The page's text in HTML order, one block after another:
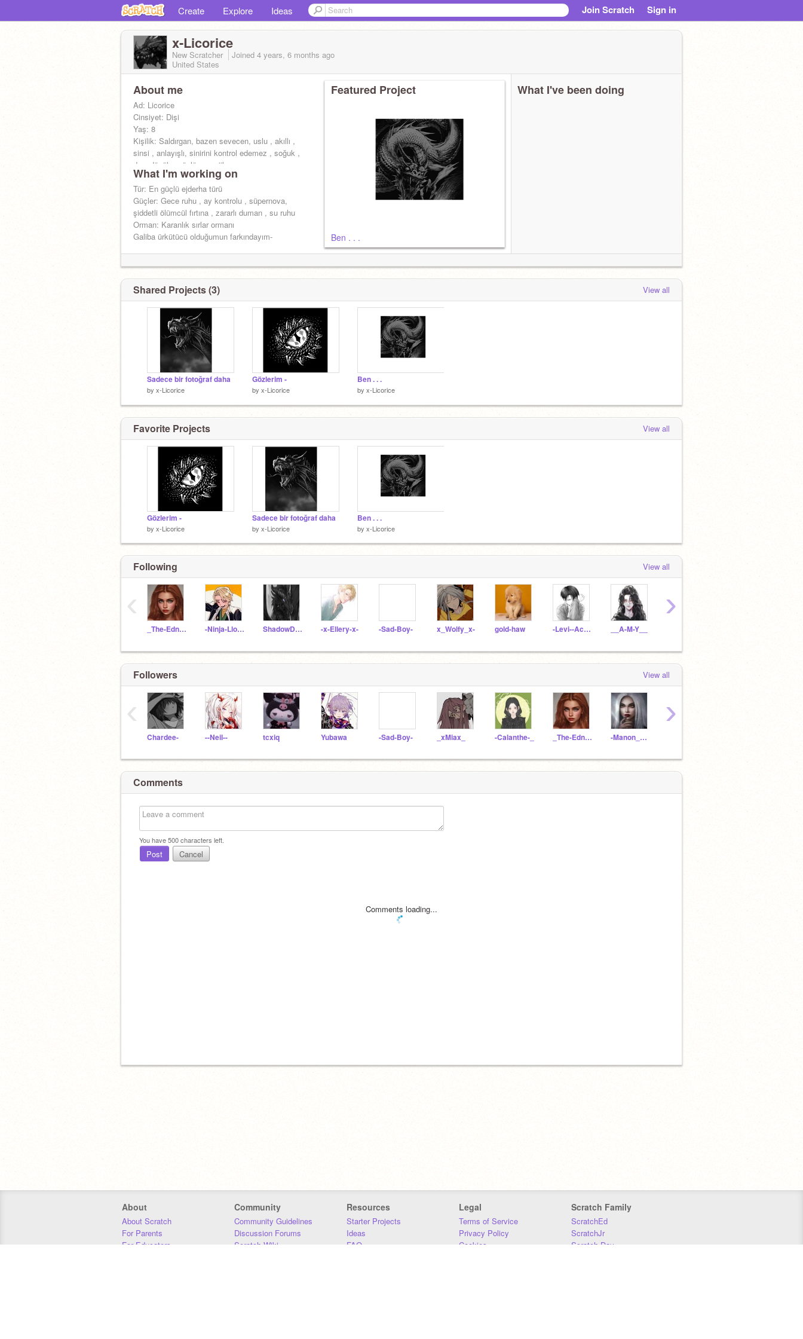
Create Explore Ideas Join Scratch Sign in
x-Licorice
New Scratcher Joined 4 years, 6 months ago
United States
About me
Ad: Licorice
Cinsiyet: Dişi
Yaş: 8
Kişilik: Saldırgan, bazen sevecen, uslu , akıllı ,
sinsi , anlayışlı, sinirini kontrol edemez , soğuk ,
dışa dönük , güçlü , enerjik
Efendi: @_xMiax_
What I'm working on
Tür: En güçlü ejderha türü
Güçler: Gece ruhu , ay kontrolu , süpernova,
şiddetli ölümcül fırtına , zararlı duman , su ruhu
Orman: Karanlık sırlar ormanı
Galiba ürkütücü olduğumun farkındayım-
Featured Project
Ben . . .
What I've been doing
Shared Projects (3) View all
Sadece bir fotoğraf daha
by x-Licorice
Gözlerim -
by x-Licorice
Ben . . .
by x-Licorice
Favorite Projects View all
Gözlerim -
by x-Licorice
Sadece bir fotoğraf daha
by x-Licorice
Ben . . .
by x-Licorice
Following View all
_The-Edna_ -Ninja-Lloyd- ShadowDragon- -x-Ellery-x- -Sad-Boy- x_Wolfy_x- gold-haw -Levi--Ackerman __A-M-Y__
‹ ›
Followers View all
Chardee- --Neil-- tcxiq Yubawa -Sad-Boy- _xMiax_ -Calanthe-_ _The-Edna_ -Manon_Blackbeak-
‹ ›
Comments
You have500characters left.
Post Cancel
Comments loading...
About
About Scratch
For Parents
For Educators
Community
Community Guidelines
Discussion Forums
Scratch Wiki
Resources
Starter Projects
Ideas
FAQ
Legal
Terms of Service
Privacy Policy
Cookies
Scratch Family
ScratchEd
ScratchJr
Scratch Day